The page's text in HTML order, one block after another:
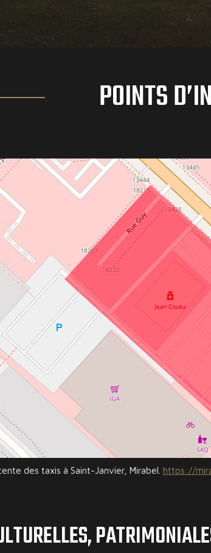
POINTS
des taxis à Saint-Janvier, Mirabel. https://